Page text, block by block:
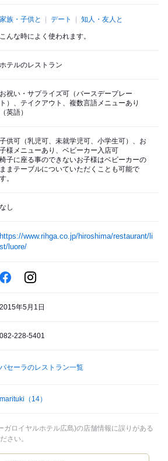
家族・子供と デート 知人・友人と
こんな時によく使われます。
ホテルのレストラン
お祝い・サプライズ可（バースデープレー
ト）、テイクアウト、複数言語メニューあり
（英語）
子供可（乳児可、未就学児可、小学生可）、お
子様メニューあり、ベビーカー入店可
椅子に座る事のできないお子様はベビーカーの
ままテーブルについていただくことも可能で
す。
なし
https://www.rihga.co.jp/hiroshima/restaurant/li
st/luore/
2015年5月1日
082-228-5401
パセーラのレストラン一覧
marituki （14）
ロイヤルホテル広島)の店舗情報に誤りがある
さい。